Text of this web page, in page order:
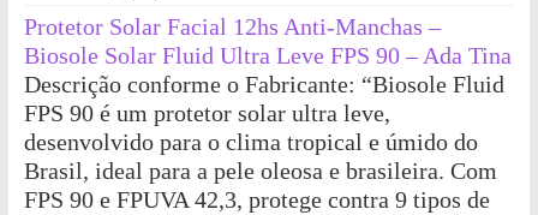
Protetor Solar Facial 12hs Anti-Manchas –
Biosole Solar Fluid Ultra Leve FPS 90 – Ada Tina
Descrição conforme o Fabricante: “Biosole Fluid
FPS 90 é um protetor solar ultra leve,
desenvolvido para o clima tropical e úmido do
Brasil, ideal para a pele oleosa e brasileira. Com
FPS 90 e FPUVA 42,3, protege contra 9 tipos de